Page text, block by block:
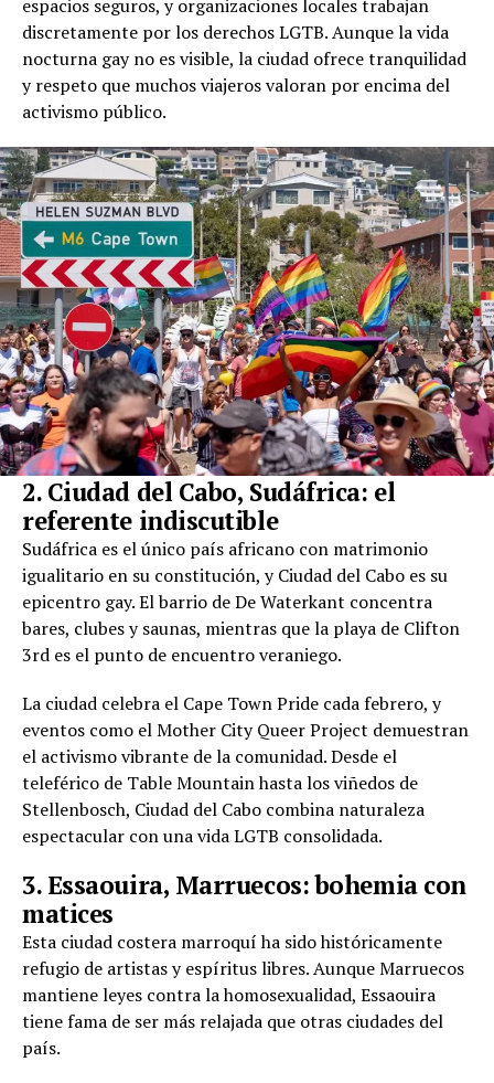
espacios seguros, y organizaciones locales trabajan
discretamente por los derechos LGTB. Aunque la vida
nocturna gay no es visible, la ciudad ofrece tranquilidad
y respeto que muchos viajeros valoran por encima del
activismo público.
2. Ciudad del Cabo, Sudáfrica: el
referente indiscutible
Sudáfrica es el único país africano con matrimonio
igualitario en su constitución, y Ciudad del Cabo es su
epicentro gay. El barrio de De Waterkant concentra
bares, clubes y saunas, mientras que la playa de Clifton
3rd es el punto de encuentro veraniego.
La ciudad celebra el Cape Town Pride cada febrero, y
eventos como el Mother City Queer Project demuestran
el activismo vibrante de la comunidad. Desde el
teleférico de Table Mountain hasta los viñedos de
Stellenbosch, Ciudad del Cabo combina naturaleza
espectacular con una vida LGTB consolidada.
3. Essaouira, Marruecos: bohemia con
matices
Esta ciudad costera marroquí ha sido históricamente
refugio de artistas y espíritus libres. Aunque Marruecos
mantiene leyes contra la homosexualidad, Essaouira
tiene fama de ser más relajada que otras ciudades del
país.